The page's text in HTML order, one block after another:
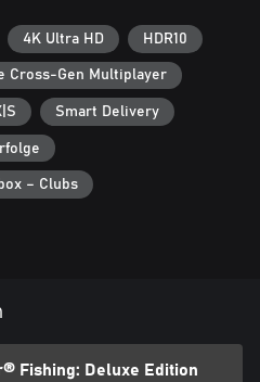
4K Ultra HD HDR10
Cross-Gen Multiplayer
Smart Delivery
– Clubs
Fishing: Deluxe Edition